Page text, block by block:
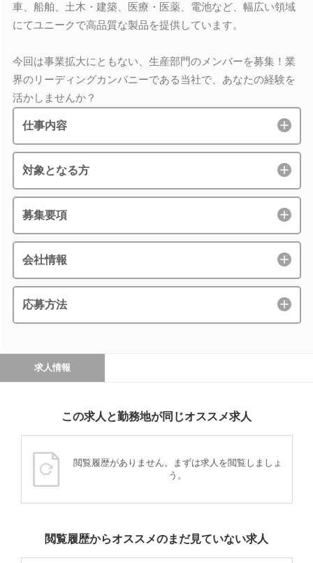
車、船舶、土木・建築、医療・医薬、電池など、幅広い領域
にてユニークで高品質な製品を提供しています。
今回は事業拡大にともない、生産部門のメンバーを募集！業
界のリーディングカンパニーである当社で、あなたの経験を
活かしませんか？
仕事内容
対象となる方
募集要項
会社情報
応募方法
求人情報
この求人と勤務地が同じオススメ求人
閲覧履歴がありません。まずは求人を閲覧しましょ
う。
閲覧履歴からオススメのまだ見ていない求人